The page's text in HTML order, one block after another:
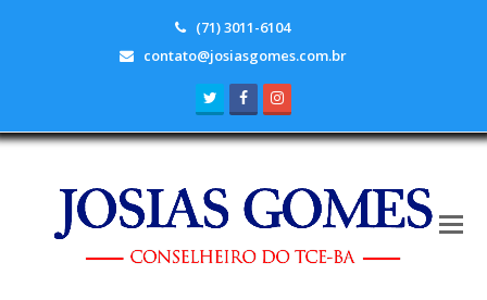
(71) 3011-6104
contato@josiasgomes.com.br
TwitterFacebook